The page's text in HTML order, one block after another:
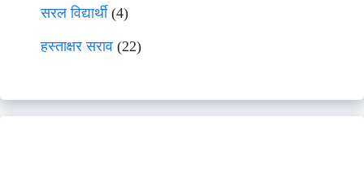
सरल विद्यार्थी(4)
हस्ताक्षर सराव (22)